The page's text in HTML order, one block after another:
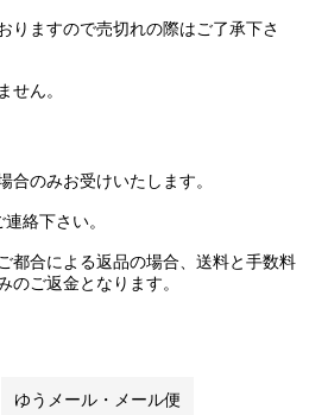
りますので売切れの際はご了承下さ
せん。
合のみお受けいたします。
絡下さい。
都合による返品の場合、送料と手数料
のご返金となります。
ゆうメール・メール便